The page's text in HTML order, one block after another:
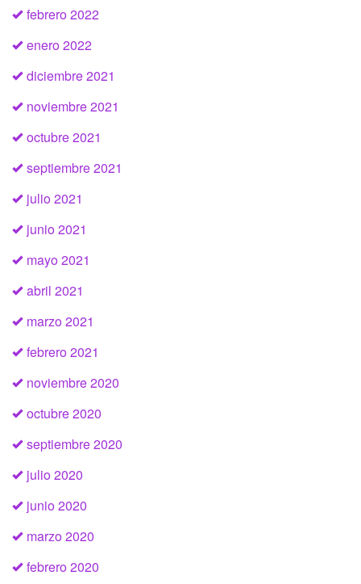
febrero 2022
enero 2022
diciembre 2021
noviembre 2021
octubre 2021
septiembre 2021
julio 2021
junio 2021
mayo 2021
abril 2021
marzo 2021
febrero 2021
noviembre 2020
octubre 2020
septiembre 2020
julio 2020
junio 2020
marzo 2020
febrero 2020